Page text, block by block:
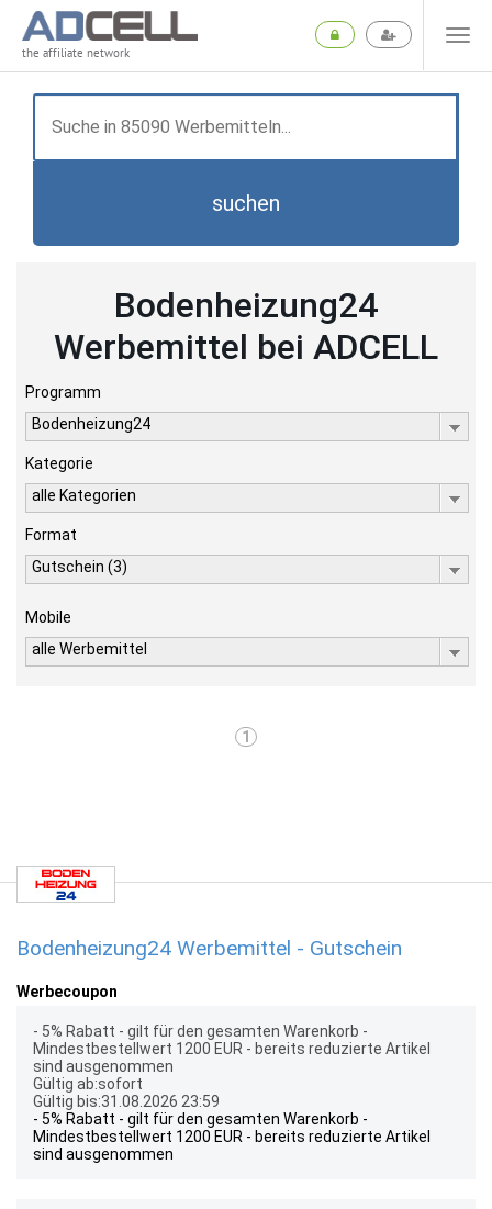
the affiliate network
suchen
Bodenheizung24
Werbemittel bei ADCELL
Programm
Bodenheizung24
Kategorie
alle Kategorien
Format
Gutschein (3)
Mobile
alle Werbemittel
1
Bodenheizung24 Werbemittel - Gutschein
Werbecoupon
- 5% Rabatt - gilt für den gesamten Warenkorb -
Mindestbestellwert 1200 EUR - bereits reduzierte Artikel
sind ausgenommen
Gültig ab:sofort
Gültig bis:31.08.2026 23:59
- 5% Rabatt - gilt für den gesamten Warenkorb -
Mindestbestellwert 1200 EUR - bereits reduzierte Artikel
sind ausgenommen